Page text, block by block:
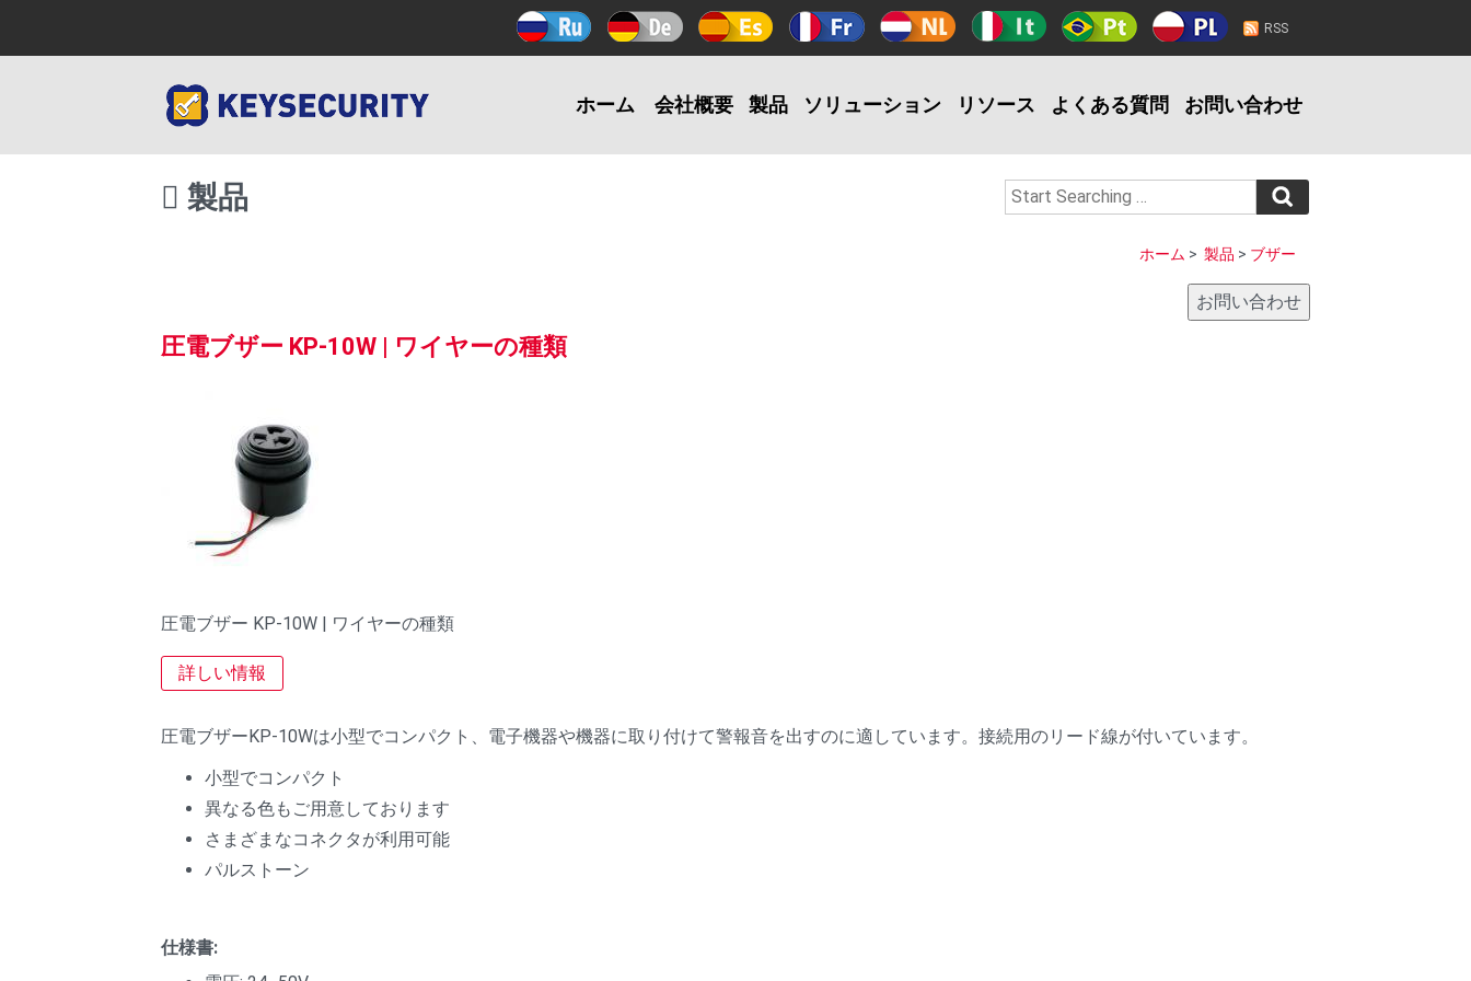
RSS
ホーム 会社概要 製品 ソリューション リソース よくある質問 お問い合わせ
製品
ホーム > 製品 > ブザー
圧電ブザー KP-10W | ワイヤーの種類
圧電ブザー KP-10W | ワイヤーの種類
詳しい情報
圧電ブザーKP-10Wは小型でコンパクト、電子機器や機器に取り付けて警報音を出すのに適しています。接続用のリード線が付いています。
小型でコンパクト
異なる色もご用意しております
さまざまなコネクタが利用可能
パルストーン
仕様書: